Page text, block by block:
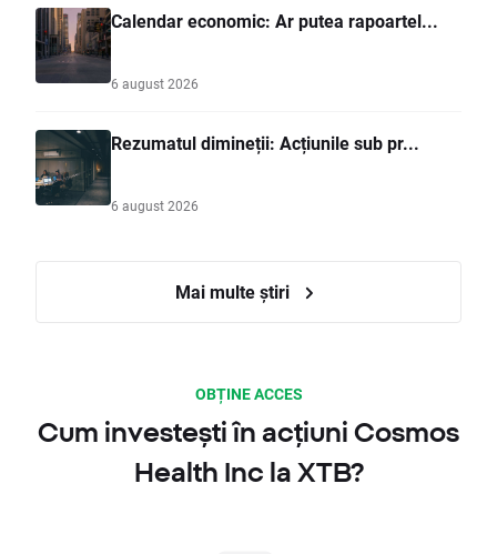
Calendar economic: Ar putea rapoartel...
6 august 2026
Rezumatul dimineții: Acțiunile sub pr...
6 august 2026
Mai multe știri
OBȚINE ACCES
Cum investești în acțiuni Cosmos
Health Inc la XTB?